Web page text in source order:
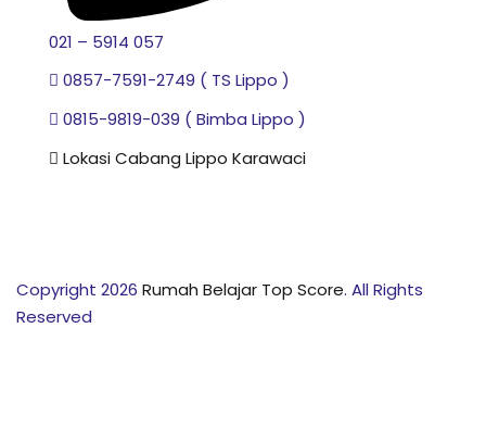
021 – 5914 057
0857-7591-2749 ( TS Lippo )
0815-9819-039 ( Bimba Lippo )
Lokasi Cabang Lippo Karawaci
Copyright 2026 Rumah Belajar Top Score. All Rights
Reserved